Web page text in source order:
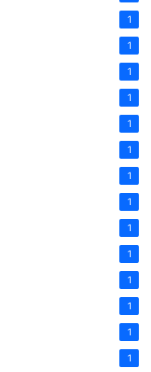
1
1
1
1
1
1
1
1
1
1
1
1
1
1